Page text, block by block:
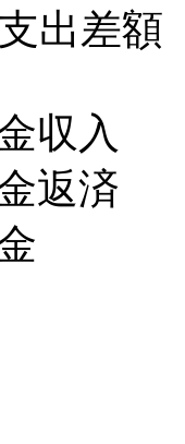
出差額
収入
返済